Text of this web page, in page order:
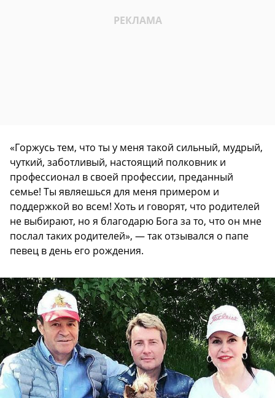
«Горжусь тем, что ты у меня такой сильный, мудрый,
чуткий, заботливый, настоящий полковник и
профессионал в своей профессии, преданный
семье! Ты являешься для меня примером и
поддержкой во всем! Хоть и говорят, что родителей
не выбирают, но я благодарю Бога за то, что он мне
послал таких родителей», — так отзывался о папе
певец в день его рождения.